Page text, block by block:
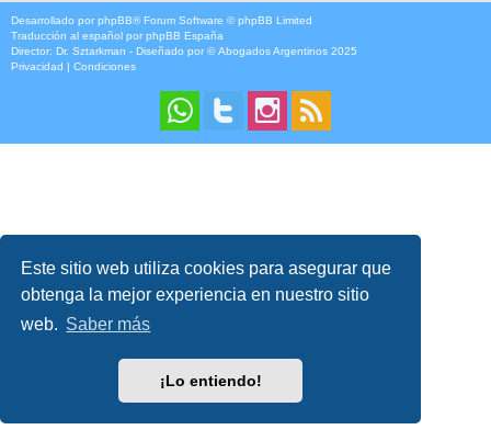
Este sitio web utiliza cookies para asegurar que
obtenga la mejor experiencia en nuestro sitio
web. Saber más
¡Lo entiendo!
Desarrollado por phpBB® Forum Software © phpBB Limited
Traducción al español por phpBB España
Director: Dr. Sztarkman - Diseñado por ©Abogados Argentinos 2025
Privacidad | Condiciones